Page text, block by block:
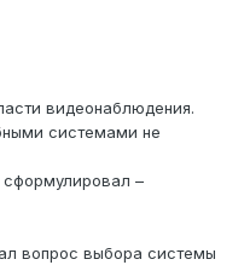
видеонаблюдения.
системами не
сформулировал –
вопрос выбора системы